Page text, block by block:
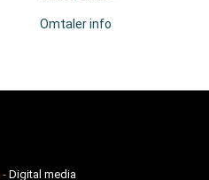
Omtaler info
- Digital media